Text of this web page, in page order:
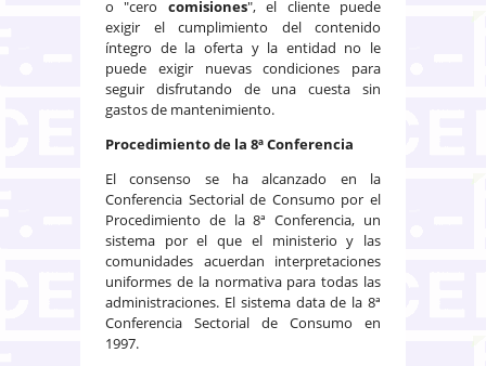
o "cero comisiones", el cliente puede
exigir el cumplimiento del contenido
íntegro de la oferta y la entidad no le
puede exigir nuevas condiciones para
seguir disfrutando de una cuesta sin
gastos de mantenimiento.
Procedimiento de la 8ª Conferencia
El consenso se ha alcanzado en la
Conferencia Sectorial de Consumo por el
Procedimiento de la 8ª Conferencia, un
sistema por el que el ministerio y las
comunidades acuerdan interpretaciones
uniformes de la normativa para todas las
administraciones. El sistema data de la 8ª
Conferencia Sectorial de Consumo en
1997.